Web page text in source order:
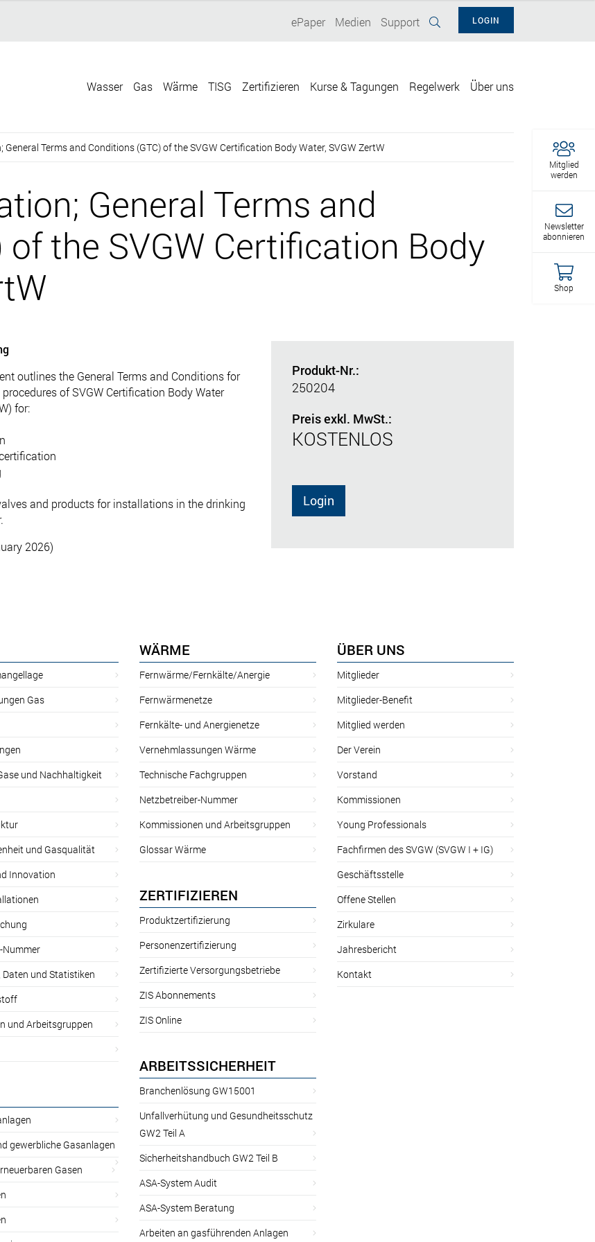
Mitglied
werden
Newsletter
abonnieren
Shop
LOGIN
ePaper Medien Support
Wasser Gas Wärme TISG Zertifizieren Kurse & Tagungen Regelwerk Über uns
General Terms and Conditions (GTC) of the SVGW Certification Body Water, SVGW ZertW
General Terms and
of the SVGW Certification Body
outlines the General Terms and Conditions for
of SVGW Certification Body Water
for:
and products for installations in the drinking
2026)
Produkt-Nr.:
250204
Preis exkl. MwSt.:
KOSTENLOS
Login
Gas
und Nachhaltigkeit
und Gasqualität
Innovation
Nummer
Daten und Statistiken
und Arbeitsgruppen
gewerbliche Gasanlagen
Gasen
WÄRME
Fernwärme/Fernkälte/Anergie
Fernwärmenetze
Fernkälte- und Anergienetze
Vernehmlassungen Wärme
Technische Fachgruppen
Netzbetreiber-Nummer
Kommissionen und Arbeitsgruppen
Glossar Wärme
ZERTIFIZIEREN
Produktzertifizierung
Personenzertifizierung
Zertifizierte Versorgungsbetriebe
ZIS Abonnements
ZIS Online
ARBEITSSICHERHEIT
Branchenlösung GW15001
Unfallverhütung und Gesundheitsschutz
GW2 Teil A
Sicherheitshandbuch GW2 Teil B
ASA-System Audit
ASA-System Beratung
Arbeiten an gasführenden Anlagen
ÜBER UNS
Mitglieder
Mitglieder-Benefit
Mitglied werden
Der Verein
Vorstand
Kommissionen
Young Professionals
Fachfirmen des SVGW (SVGW I + IG)
Geschäftsstelle
Offene Stellen
Zirkulare
Jahresbericht
Kontakt